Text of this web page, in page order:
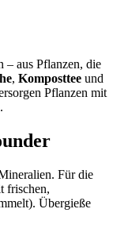
– aus Pflanzen, die
, Komposttee und
Pflanzen mit
Für die
frischen,
Übergieße